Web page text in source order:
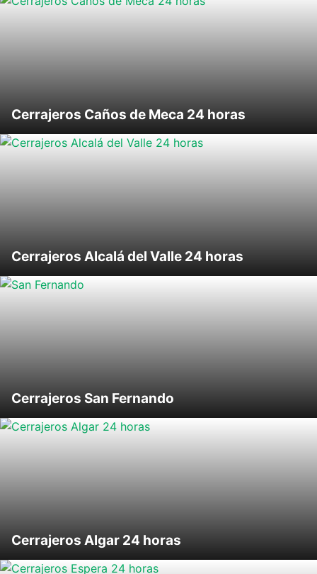
Cerrajeros Caños de Meca 24 horas
Cerrajeros Alcalá del Valle 24 horas
Cerrajeros San Fernando
Cerrajeros Algar 24 horas